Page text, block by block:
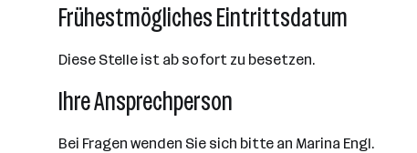
Frühestmögliches Eintrittsdatum
Diese Stelle ist ab sofort zu besetzen.
Ihre Ansprechperson
Bei Fragen wenden Sie sich bitte an Marina Engl.